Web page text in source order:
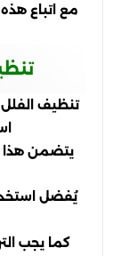
مع اتباع
تنظيف
يتضمن هذا
يُفضل
كما يجب